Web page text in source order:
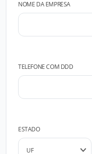
NOME DA EMPRESA
TELEFONE COM DDD
ESTADO